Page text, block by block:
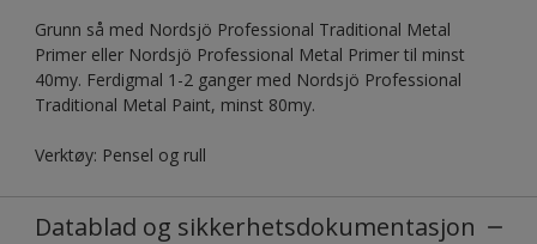
Grunn så med Nordsjö Professional Traditional Metal
Primer eller Nordsjö Professional Metal Primer til minst
40my. Ferdigmal 1-2 ganger med Nordsjö Professional
Traditional Metal Paint, minst 80my.
Verktøy: Pensel og rull
Datablad og sikkerhetsdokumentasjon